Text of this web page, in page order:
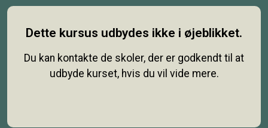
Dette kursus udbydes ikke i øjeblikket.
Du kan kontakte de skoler, der er godkendt til at
udbyde kurset, hvis du vil vide mere.